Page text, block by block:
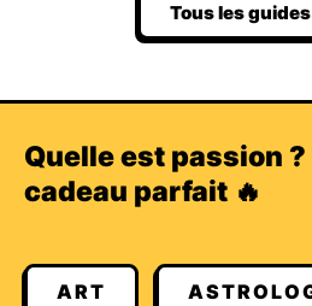
Tous les guides
Quelle est passion
cadeau parfait 🔥
ART